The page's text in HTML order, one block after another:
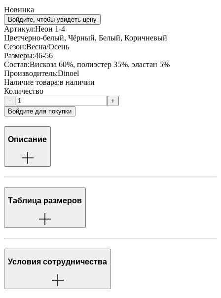
Новинка
Войдите, чтобы увидеть цену
Артикул:Неон 1-4
Цветчерно-белый, Чёрный, Белый, Коричневый
Сезон:Весна/Осень
Размеры:46-56
Состав:Вискоза 60%, полиэстер 35%, эластан 5%
Производитель:Dinoel
Наличие товара:в наличии
Количество
−
+
Войдите для покупки
Описание
Таблица размеров
Условия сотрудничества